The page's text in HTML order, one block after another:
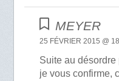
MEYER
25 FÉVRIER 2015 @
Suite au
je vous confirme,